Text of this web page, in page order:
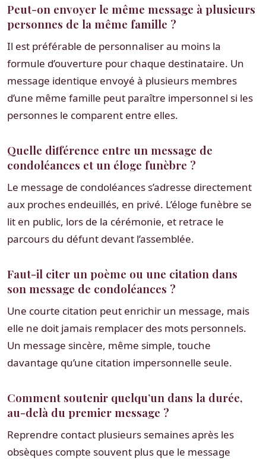
Peut-on envoyer le même message à plusieurs
personnes de la même famille ?
Il est préférable de personnaliser au moins la
formule d’ouverture pour chaque destinataire. Un
message identique envoyé à plusieurs membres
d’une même famille peut paraître impersonnel si les
personnes le comparent entre elles.
Quelle différence entre un message de
condoléances et un éloge funèbre ?
Le message de condoléances s’adresse directement
aux proches endeuillés, en privé. L’éloge funèbre se
lit en public, lors de la cérémonie, et retrace le
parcours du défunt devant l’assemblée.
Faut-il citer un poème ou une citation dans
son message de condoléances ?
Une courte citation peut enrichir un message, mais
elle ne doit jamais remplacer des mots personnels.
Un message sincère, même simple, touche
davantage qu’une citation impersonnelle seule.
Comment soutenir quelqu’un dans la durée,
au-delà du premier message ?
Reprendre contact plusieurs semaines après les
obsèques compte souvent plus que le message